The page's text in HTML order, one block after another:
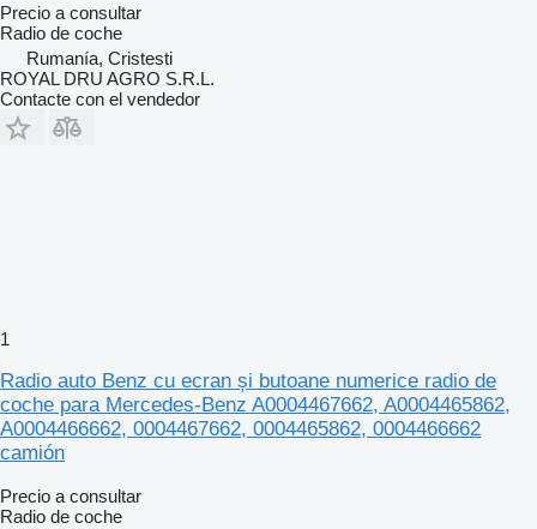
Precio a consultar
Radio de coche
Rumanía, Cristesti
ROYAL DRU AGRO S.R.L.
Contacte con el vendedor
1
Radio auto Benz cu ecran și butoane numerice radio de
coche para Mercedes-Benz A0004467662, A0004465862,
A0004466662, 0004467662, 0004465862, 0004466662
camión
Precio a consultar
Radio de coche